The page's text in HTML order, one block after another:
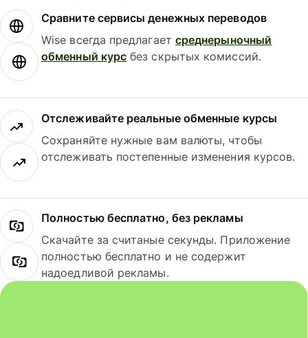
Сравните сервисы денежных переводов
Wise всегда предлагает среднерыночный
обменный курс без скрытых комиссий.
Отслеживайте реальные обменные курсы
Сохраняйте нужные вам валюты, чтобы
отслеживать постепенные изменения курсов.
Полностью бесплатно, без рекламы
Скачайте за считаные секунды. Приложение
полностью бесплатно и не содержит
надоедливой рекламы.